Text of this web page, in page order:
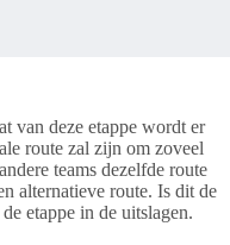
van deze etappe wordt er
route zal zijn om zoveel
teams dezelfde route
alternatieve route. Is dit de
etappe in de uitslagen.